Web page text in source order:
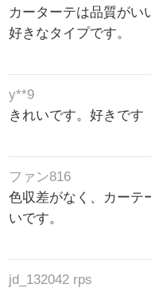
カーターテは品質がい
好きなタイプです。
y**9
きれいです。好きです
ファン816
色収差がなく、カーテ
いです。
jd_132042 rps